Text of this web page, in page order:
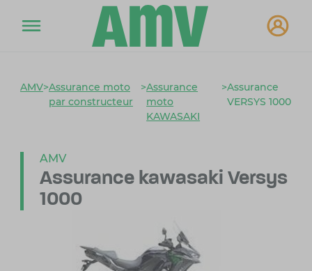
AMV>Assurance moto
par constructeur
>Assurance
moto
KAWASAKI
>Assurance
VERSYS 1000
AMV
Assurance kawasaki Versys
1000